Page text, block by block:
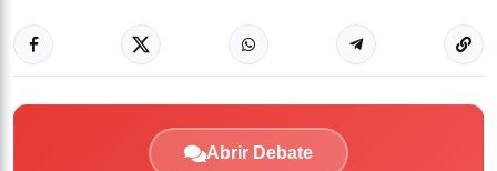
Abrir Debate